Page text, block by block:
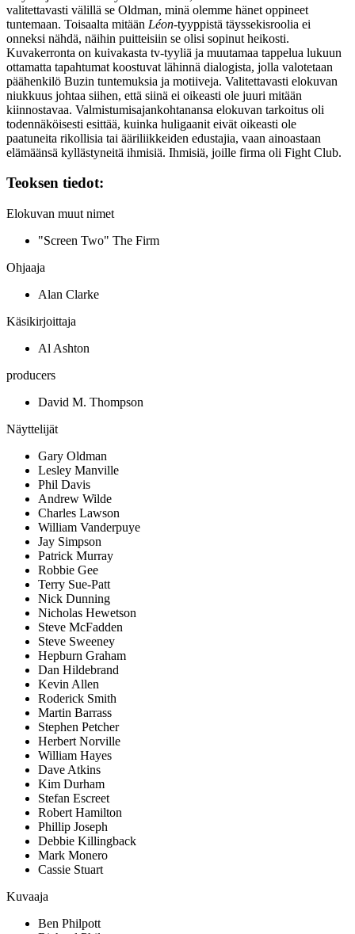
valitettavasti välillä se Oldman, minä olemme hänet oppineet
tuntemaan. Toisaalta mitään Léon-tyyppistä täyssekisroolia ei
onneksi nähdä, näihin puitteisiin se olisi sopinut heikosti.
Kuvakerronta on kuivakasta tv‑tyyliä ja muutamaa tappelua lukuun
ottamatta tapahtumat koostuvat lähinnä dialogista, jolla valotetaan
päähenkilö Buzin tuntemuksia ja motiiveja. Valitettavasti elokuvan
niukkuus johtaa siihen, että siinä ei oikeasti ole juuri mitään
kiinnostavaa. Valmistumisajankohtanansa elokuvan tarkoitus oli
todennäköisesti esittää, kuinka huligaanit eivät oikeasti ole
paatuneita rikollisia tai ääriliikkeiden edustajia, vaan ainoastaan
elämäänsä kyllästyneitä ihmisiä. Ihmisiä, joille firma oli Fight Club.
Teoksen tiedot:
Elokuvan muut nimet
"Screen Two" The Firm
Ohjaaja
Alan Clarke
Käsikirjoittaja
Al Ashton
producers
David M. Thompson
Näyttelijät
Gary Oldman
Lesley Manville
Phil Davis
Andrew Wilde
Charles Lawson
William Vanderpuye
Jay Simpson
Patrick Murray
Robbie Gee
Terry Sue-Patt
Nick Dunning
Nicholas Hewetson
Steve McFadden
Steve Sweeney
Hepburn Graham
Dan Hildebrand
Kevin Allen
Roderick Smith
Martin Barrass
Stephen Petcher
Herbert Norville
William Hayes
Dave Atkins
Kim Durham
Stefan Escreet
Robert Hamilton
Phillip Joseph
Debbie Killingback
Mark Monero
Cassie Stuart
Kuvaaja
Ben Philpott